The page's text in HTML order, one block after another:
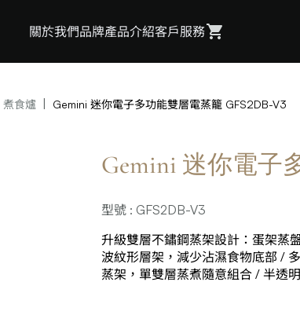
關於我們品牌產品介紹客戶服務
煮食爐 Gemini 迷你電子多功能雙層電蒸籠 GFS2DB-V3
Gemini 迷你電子
型號 : GFS2DB-V3
升級雙層不鏽鋼蒸架設計：蛋架蒸
波紋形層架，減少沾濕食物底部 /
蒸架，單雙層蒸煮隨意組合 / 半透